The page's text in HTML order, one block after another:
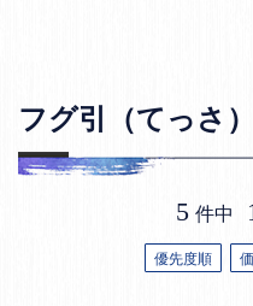
フグ引（てっさ
優先度順
5 件中